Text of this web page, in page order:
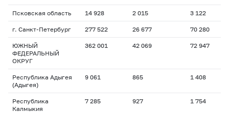
Псковская область 14 928 2 015 3 122
г. Санкт-Петербург 277 522 26 677 70 280
ЮЖНЫЙ
ФЕДЕРАЛЬНЫЙ
ОКРУГ
362 001 42 069 72 947
Республика Адыгея
(Адыгея)
9 061 865 1 408
Республика
Калмыкия
7 285 927 1 754